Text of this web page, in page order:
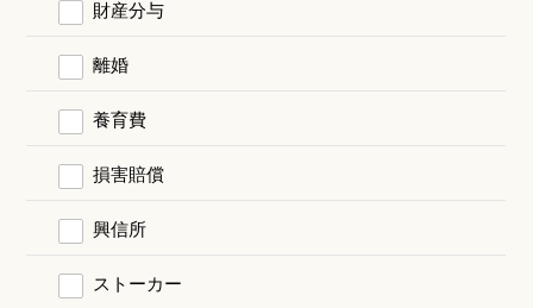
財産分与
離婚
養育費
損害賠償
興信所
ストーカー